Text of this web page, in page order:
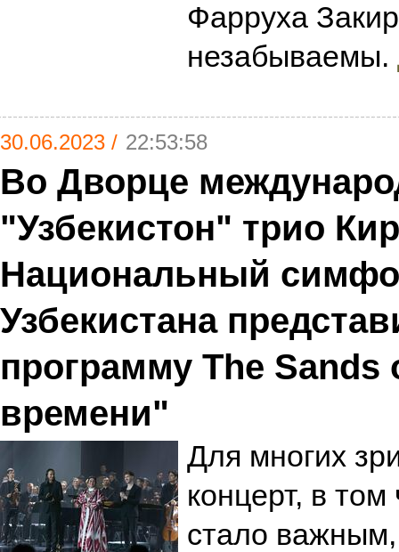
Фарруха
незабываемы.
30.06.2023 / 22:53:58
Во Дворце
"Узбекистон" трио
Национальный
Узбекистана
программу The Sands
времени"
Для многих
концерт, в
стало